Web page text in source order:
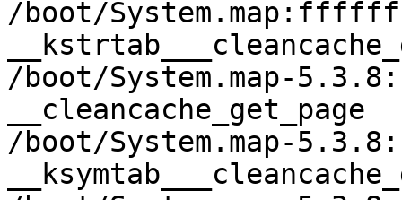
/boot/
/boot/System.map-
__cleancache_get_page
/boot/System.map-